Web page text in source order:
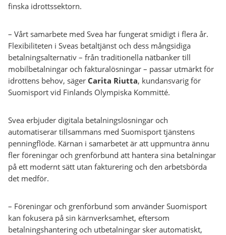
finska idrottssektorn.
– Vårt samarbete med Svea har fungerat smidigt i flera år.
Flexibiliteten i Sveas betaltjänst och dess mångsidiga
betalningsalternativ – från traditionella nätbanker till
mobilbetalningar och fakturalösningar – passar utmärkt för
idrottens behov, säger Carita Riutta, kundansvarig för
Suomisport vid Finlands Olympiska Kommitté.
Svea erbjuder digitala betalningslösningar och
automatiserar tillsammans med Suomisport tjänstens
penningflöde. Kärnan i samarbetet är att uppmuntra ännu
fler föreningar och grenförbund att hantera sina betalningar
på ett modernt sätt utan fakturering och den arbetsbörda
det medför.
– Föreningar och grenförbund som använder Suomisport
kan fokusera på sin kärnverksamhet, eftersom
betalningshantering och utbetalningar sker automatiskt,